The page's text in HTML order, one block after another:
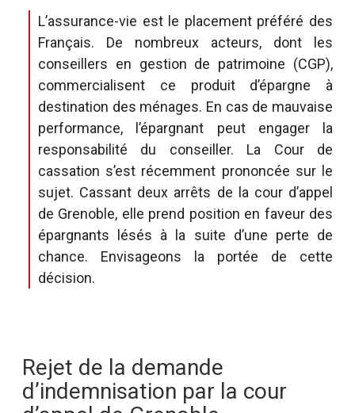
L’assurance-vie est le placement préféré des
Français. De nombreux acteurs, dont les
conseillers en gestion de patrimoine (CGP),
commercialisent ce produit d’épargne à
destination des ménages. En cas de mauvaise
performance, l’épargnant peut engager la
responsabilité du conseiller. La Cour de
cassation s’est récemment prononcée sur le
sujet. Cassant deux arrêts de la cour d’appel
de Grenoble, elle prend position en faveur des
épargnants lésés à la suite d’une perte de
chance. Envisageons la portée de cette
décision.
Rejet de la demande
d’indemnisation par la cour